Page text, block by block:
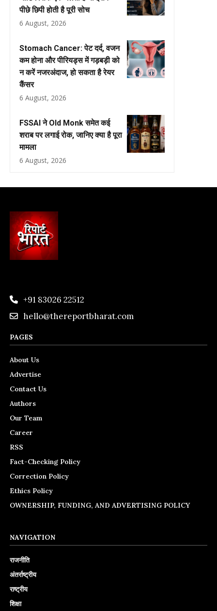
पीछे छिपी होती है पूरी सोच
6 August, 2026
Stomach Cancer: पेट दर्द, वजन
कम होना और पीरियड्स में गड़बड़ी को
न करें नजरअंदाज, हो सकता है रेयर
कैंसर
6 August, 2026
FSSAI ने Old Monk समेत कई
शराब पर लगाई रोक, जानिए क्या है पूरा
मामला
6 August, 2026
+91 83026 22512
hello@thereportbharat.com
PAGES
About Us
Advertise
Contact Us
Authors
Our Team
Career
RSS
Fact-Checking Policy
Correction Policy
Ethics Policy
OWNERSHIP, FUNDING, AND ADVERTISING POLICY
NAVIGATION
राजनीति
अंतर्राष्ट्रीय
राष्ट्रीय
शिक्षा